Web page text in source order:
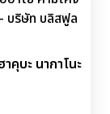
คุบะ นากาโนะ